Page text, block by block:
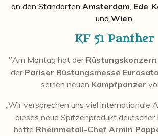
an den Standorten Amsterdam, Ede,
und Wien.
KF 51 Panther
"Am Montag hat der
der Pariser Rüstungsmesse
seinen neuen Kampfpanzer
„Wir versprechen uns viel internationale
dieses neue Spitzenprodukt deutscher
hatte Rheinmetall-Chef Armin